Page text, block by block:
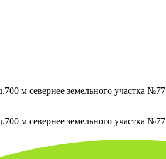
м севернее земельного участка №77
м севернее земельного участка №77